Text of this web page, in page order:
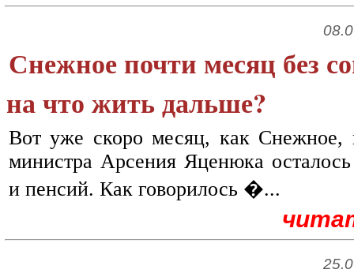
Снежное почти месяц без
на что жить дальше?
Вот уже скоро месяц, как Снежное,
министра Арсения Яценюка
и пенсий. Как говорилось �...